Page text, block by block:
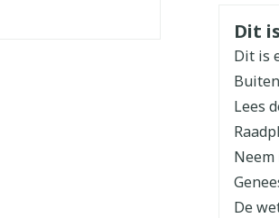
Dit
Dit is
Lees
De